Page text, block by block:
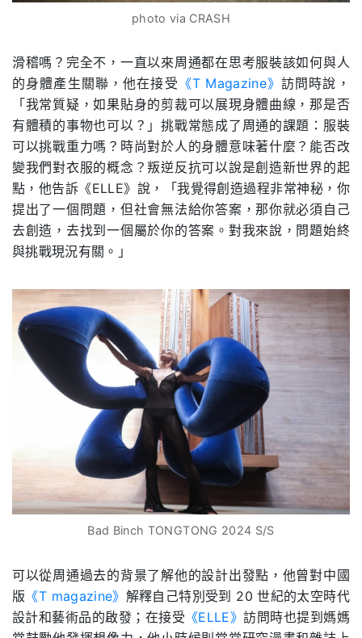
photo via CRASH
滑稽嗎？完全不，一直以來周通都在思考服裝該如何與人
的身體產生關聯，他在接受 《T Magazine》訪問時說，
「我常質疑，如果貼身的剪裁可以展現身體曲線，那是否
有體積的事物也可以？」挑戰常態成了周通的課題：服裝
可以挑戰重力嗎？時尚對於人的身體意味著什麼？能否改
變我們對衣服的概念？叛逆反抗可以說是創造新世界的起
點，他告訴《ELLE》說，「我覺得創造過程非常神秘，你
提出了一個問題，但社會無法給你答案，那你就必須自己
去創造，去找到一個屬於你的答案。對我來說，問題始終
與挑戰現況有關。」
Bad Binch TONGTONG 2024 S/S
可以從周通過去的背景了解他的設計出發點，他曾對中國
版 《T magazine》 解釋自己特別受到 20 世紀的太空時代
設計和藝術品的啟發；在接受 《ELLE》訪問時也提到媽媽